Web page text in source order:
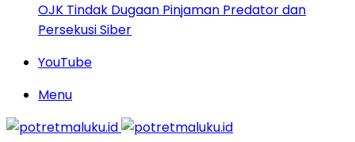
OJK Tindak Dugaan Pinjaman Predator dan
Persekusi Siber
YouTube
Menu